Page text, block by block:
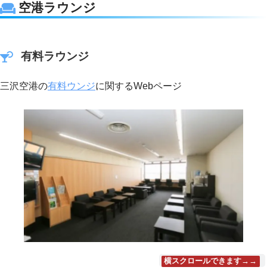
空港ラウンジ
有料ラウンジ
三沢空港の有料ウンジに関するWebページ
横スクロールできます→→